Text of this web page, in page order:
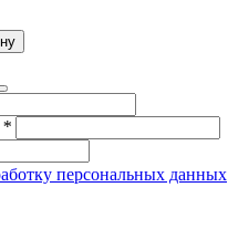
*
персональных данных